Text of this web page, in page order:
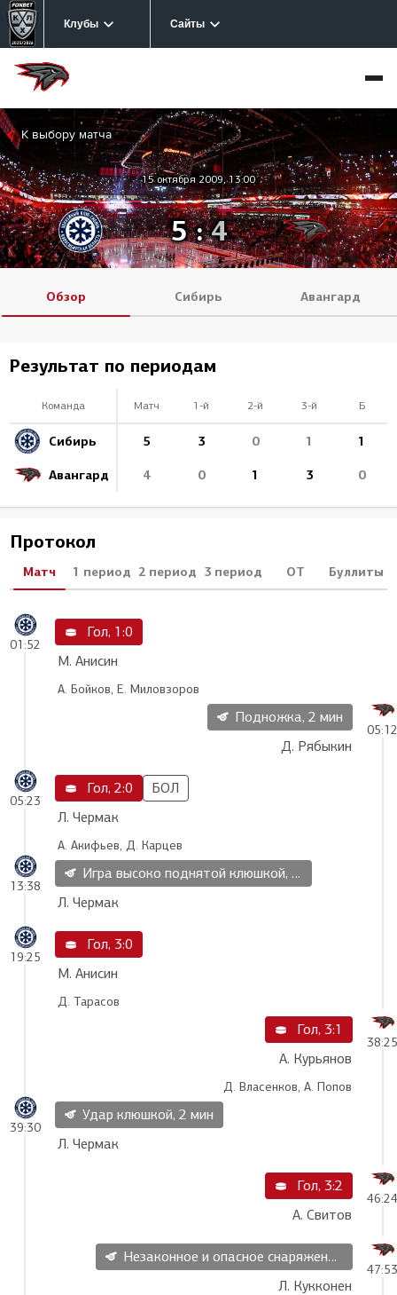
Клубы Сайты
К выбору матча
15 октября 2009, 13:00
5:4
Обзор Сибирь Авангард
Результат по периодам
Команда Матч 1-й 2-й 3-й Б
Сибирь 5 3 0 1 1
Авангард 4 0 1 3 0
Протокол
Матч 1 период 2 период 3 период ОТ Буллиты
01:52
Гол, 1:0
М. Анисин
А. Бойков, Е. Миловзоров
05:12
Подножка, 2 мин
Д. Рябыкин
05:23
Гол, 2:0
БОЛ
Л. Чермак
А. Акифьев, Д. Карцев
13:38
Игра высоко поднятой клюшкой, 2 мин
Л. Чермак
19:25
Гол, 3:0
М. Анисин
Д. Тарасов
38:25
Гол, 3:1
А. Курьянов
Д. Власенков, А. Попов
39:30
Удар клюшкой, 2 мин
Л. Чермак
46:24
Гол, 3:2
А. Свитов
47:53
Незаконное и опасное снаряжение, 2 мин
Л. Кукконен